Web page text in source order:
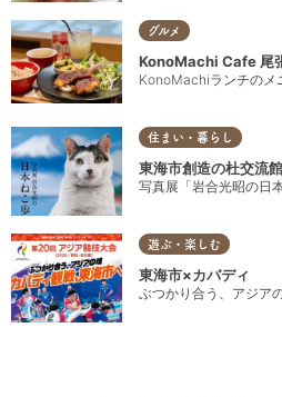
グルメ
KonoMachi Cafe 尾
KonoMachiランチのメ
住まい・暮らし
東海市創造の杜交流館
写真展「岩合光昭の日
遊ぶ・楽しむ
東海市×カバディ
ぶつかり合う、アジア